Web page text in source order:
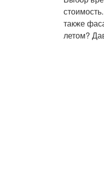
также
летом?